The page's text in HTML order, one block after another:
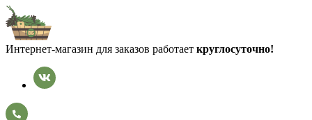
Интернет-магазин для заказов работает круглосуточно!